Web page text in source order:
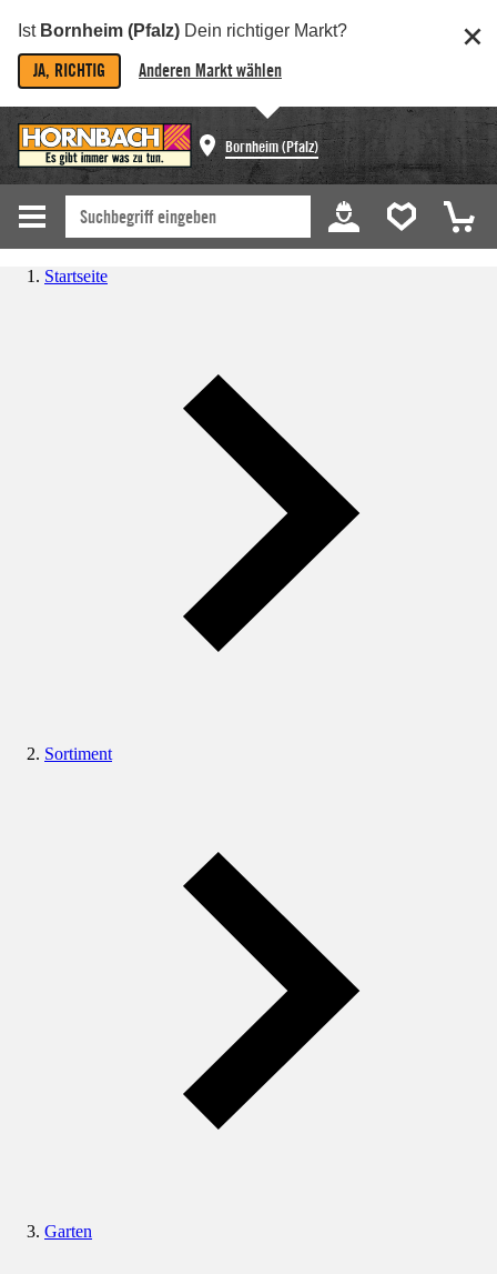
Ist Bornheim (Pfalz) Dein richtiger Markt?
JA, RICHTIG Anderen Markt wählen
Bornheim (Pfalz)
Startseite
Sortiment
Garten